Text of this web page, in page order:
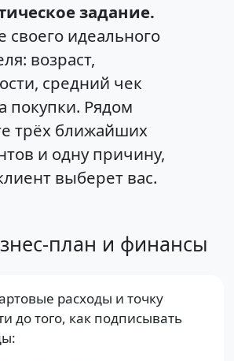
задание.
идеального
возраст,
средний чек
покупки. Рядом
трёх ближайших
и одну причину,
выберет вас.
план и финансы
расходы и точку
до того, как подписывать